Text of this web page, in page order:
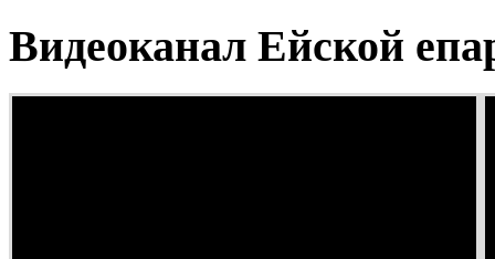
Видеоканал Ейской